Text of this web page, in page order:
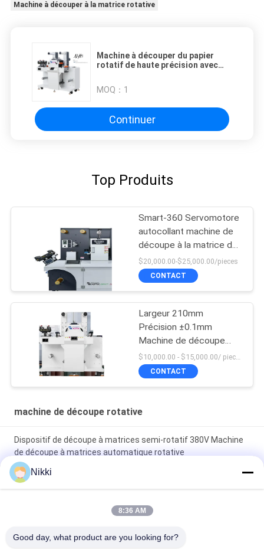
Machine à découper à la matrice rotative
Machine à découper du papier
rotatif de haute précision avec
automatique
MOQ： 1
Continuer
Top Produits
Smart-360 Servomotore
autocollant machine de
découpe à la matrice de
coupe semi ou
entièrement rotative
$20,000.00-$25,000.00/pieces
CONTACT
Largeur 210mm
Précision ±0.1mm
Machine de découpe
rotative
$10,000.00 - $15,000.00/ piece MOQ:1
CONTACT
machine de découpe rotative
Dispositif de découpe à matrices semi-rotatif 380V Machine
de découpe à matrices automatique rotative
Puissante machine de découpe et de découpe rotative 3
phases 380V/18A alimentation
Machine à découper à la matrice à rotation complète ou semi-
produits de petite taille
Nikki
8:36 AM
Good day, what product are you looking for?